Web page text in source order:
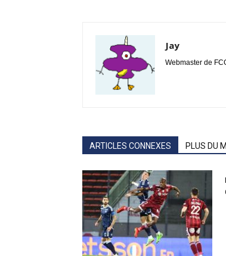
Jay
Webmaster de
ARTICLES CONNEXES PLUS DU